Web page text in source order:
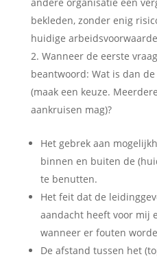
bekleden, zonder enig
huidige
Wanneer de eerste vraag
beantwoord: Wat is dan
(maak een keuze.
aankruisen mag)?
Het gebrek aan
binnen en buiten de
te benutten.
Het feit dat de
aandacht heeft voor mij
wanneer er fouten
De afstand tussen het